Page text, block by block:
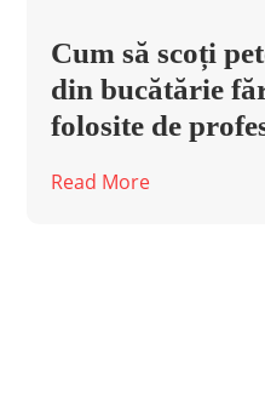
Cum să scoți
din bucătărie
folosite de
Read More